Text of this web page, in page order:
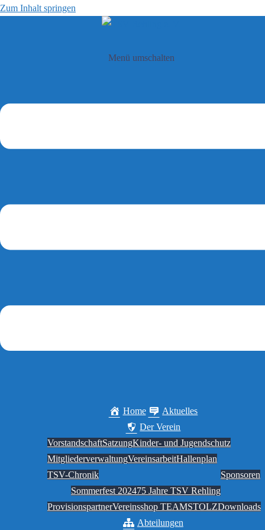
Zum Inhalt springen
Menü umschalten
Home
Aktuelles
Der Verein
VorstandschaftSatzungKinder- und Jugendschutz
MitgliederverwaltungVereinsarbeitHallenplan
TSV-Chronik
Sommerfest 202475 Jahre TSV Rehling
Sponsoren
ProvisionspartnerVereinsshop TEAMSTOLZDownloads
Abteilungen